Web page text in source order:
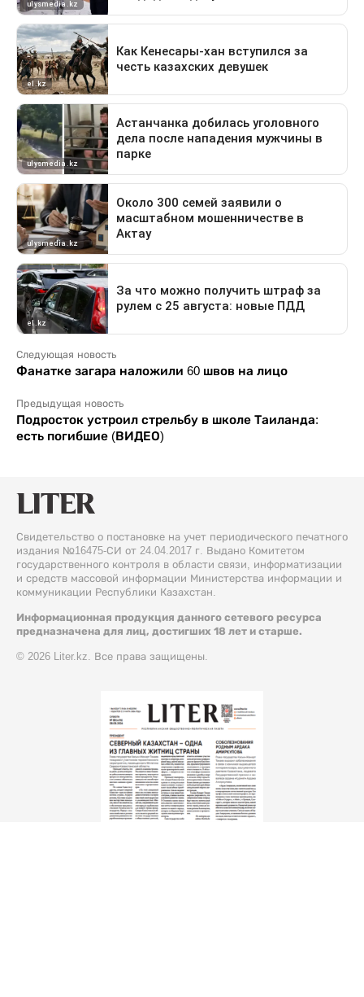
Следующая новость
Фанатке загара наложили 60 швов на лицо
Предыдущая новость
Подросток устроил стрельбу в школе Таиланда:
есть погибшие (ВИДЕО)
Свидетельство о постановке на учет периодического печатного
издания №16475-СИ от 24.04.2017 г. Выдано Комитетом
государственного контроля в области связи, информатизации
и средств массовой информации Министерства информации и
коммуникации Республики Казахстан.
Информационная продукция данного сетевого ресурса
предназначена для лиц, достигших 18 лет и старше.
© 2026 Liter.kz. Все права защищены.